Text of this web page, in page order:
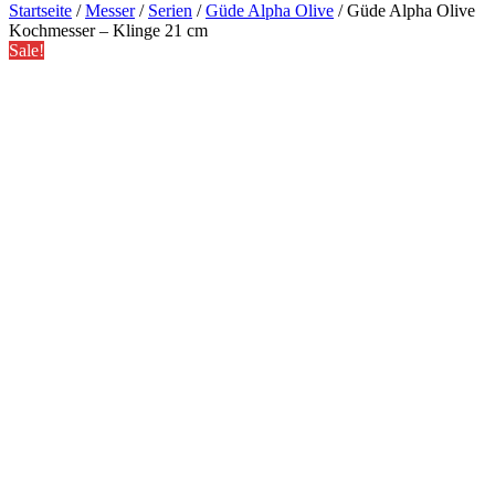
Startseite /Messer/ Serien /Güde Alpha Olive / Güde Alpha Olive
Kochmesser – Klinge 21 cm
Sale!